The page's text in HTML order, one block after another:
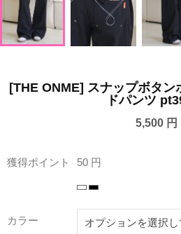
[THE ONME] スナップボタン
ドパンツ
5,500 円
獲得ポイント 50 円
カラー